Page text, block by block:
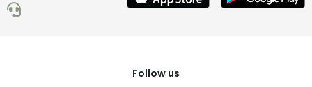
Follow us